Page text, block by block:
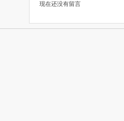
现在还没有留言